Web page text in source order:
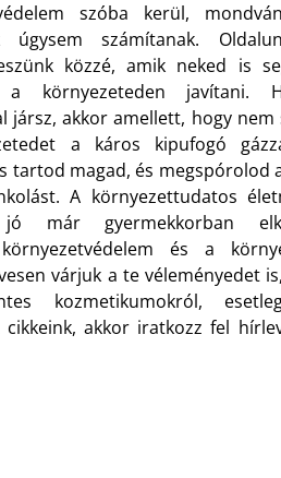
szóba kerül,
úgysem számítanak.
közzé, amik neked is
a környezeteden javítani.
jársz, akkor amellett, hogy nem
a káros kipufogó
tartod magad, és megspórolod
A környezettudatos
jó már gyermekkorban
és a
várjuk a te véleményedet
kozmetikumokról,
akkor iratkozz fel